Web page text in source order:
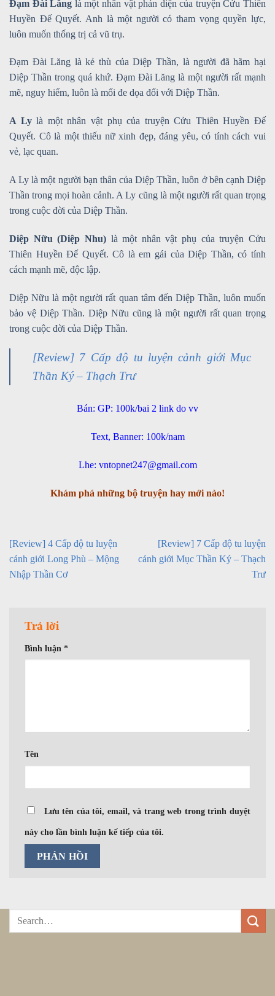
Đạm Đài Lăng là một nhân vật phản diện của truyện Cửu Thiên
Huyền Đế Quyết. Anh là một người có tham vọng quyền lực,
luôn muốn thống trị cả vũ trụ.
Đạm Đài Lăng là kẻ thù của Diệp Thần, là người đã hãm hại
Diệp Thần trong quá khứ. Đạm Đài Lăng là một người rất mạnh
mẽ, nguy hiểm, luôn là mối đe dọa đối với Diệp Thần.
A Lylà một nhân vật phụ của truyện Cửu Thiên Huyền Đế
Quyết. Cô là một thiếu nữ xinh đẹp, đáng yêu, có tính cách vui
vẻ, lạc quan.
A Ly là một người bạn thân của Diệp Thần, luôn ở bên cạnh Diệp
Thần trong mọi hoàn cảnh. A Ly cũng là một người rất quan trọng
trong cuộc đời của Diệp Thần.
Diệp Nữu (Diệp Nhu)là một nhân vật phụ của truyện Cửu
Thiên Huyền Đế Quyết. Cô là em gái của Diệp Thần, có tính
cách mạnh mẽ, độc lập.
Diệp Nữu là một người rất quan tâm đến Diệp Thần, luôn muốn
bảo vệ Diệp Thần. Diệp Nữu cũng là một người rất quan trọng
trong cuộc đời của Diệp Thần.
[Review] 7 Cấp độ tu luyện cảnh giới Mục
Thần Ký – Thạch Trư
Bán: GP: 100k/bai 2 link do vv
Text, Banner: 100k/nam
Lhe: vntopnet247@gmail.com
Khám phá những bộ truyện hay mới nào!
[Review] 4 Cấp độ tu luyện
cảnh giới Long Phù – Mộng
Nhập Thần Cơ
[Review] 7 Cấp độ tu luyện
cảnh giới Mục Thần Ký – Thạch
Trư
Trả lời
Bình luận *
Tên
Lưu tên của tôi, email, và trang web trong trình duyệt
này cho lần bình luận kế tiếp của tôi.